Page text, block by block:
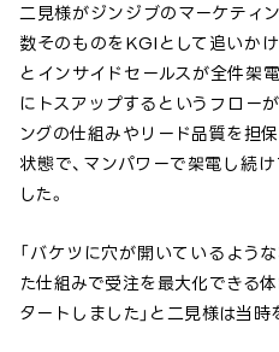
二見様がジンジブのマーケティ
数そのものをKGIとして追いか
とインサイドセールスが全件架
にトスアップするというフロー
ングの仕組みやリード品質を担
状態で、マンパワーで架電し続
した。
「バケツに穴が開いているよう
た仕組みで受注を最大化できる
タートしました」と二見様は当時